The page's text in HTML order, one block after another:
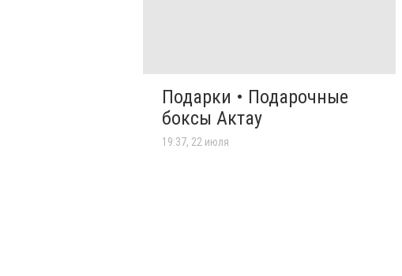
Подарки • Подарочные
боксы Актау
19:37, 22 июля